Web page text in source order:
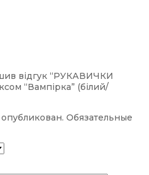
відгук “РУКАВИЧКИ
“Вампірка” (білий/
Обязательные